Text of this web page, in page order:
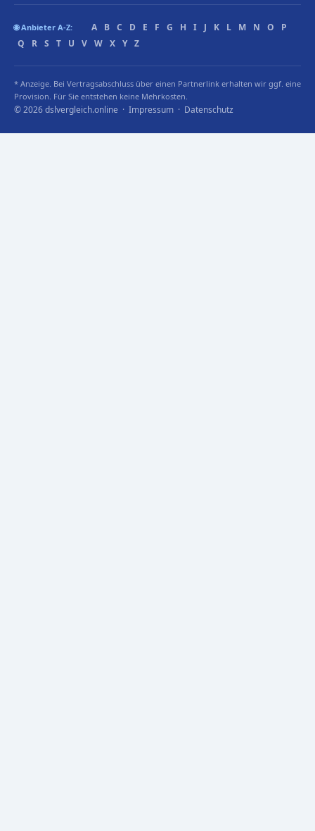
🌐 Anbieter A-Z: A B C D E F G H I J K L M N O
P
Q
R S T U V W X Y Z
* Anzeige. Bei Vertragsabschluss über einen Partnerlink erhalten wir ggf. eine
Provision. Für Sie entstehen keine Mehrkosten.
© 2026 dslvergleich.online · Impressum · Datenschutz